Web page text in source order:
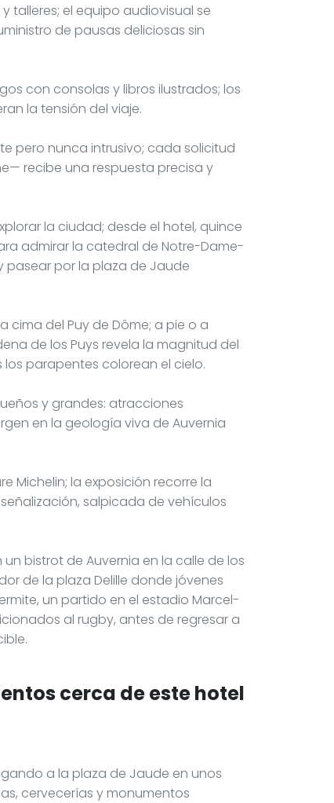
talleres; el equipo audiovisual se
de pausas deliciosas sin
con consolas y libros ilustrados; los
la tensión del viaje.
pero nunca intrusivo; cada solicitud
recibe una respuesta precisa y
la ciudad; desde el hotel, quince
admirar la catedral de Notre-Dame-
pasear por la plaza de Jaude
cima del Puy de Dôme; a pie o a
de los Puys revela la magnitud del
los parapentes colorean el cielo.
y grandes: atracciones
en la geología viva de Auvernia
Michelin; la exposición recorre la
salpicada de vehículos
bistrot de Auvernia en la calle de los
de la plaza Delille donde jóvenes
un partido en el estadio Marcel-
al rugby, antes de regresar a
cerca de este hotel
a la plaza de Jaude en unos
cervecerías y monumentos